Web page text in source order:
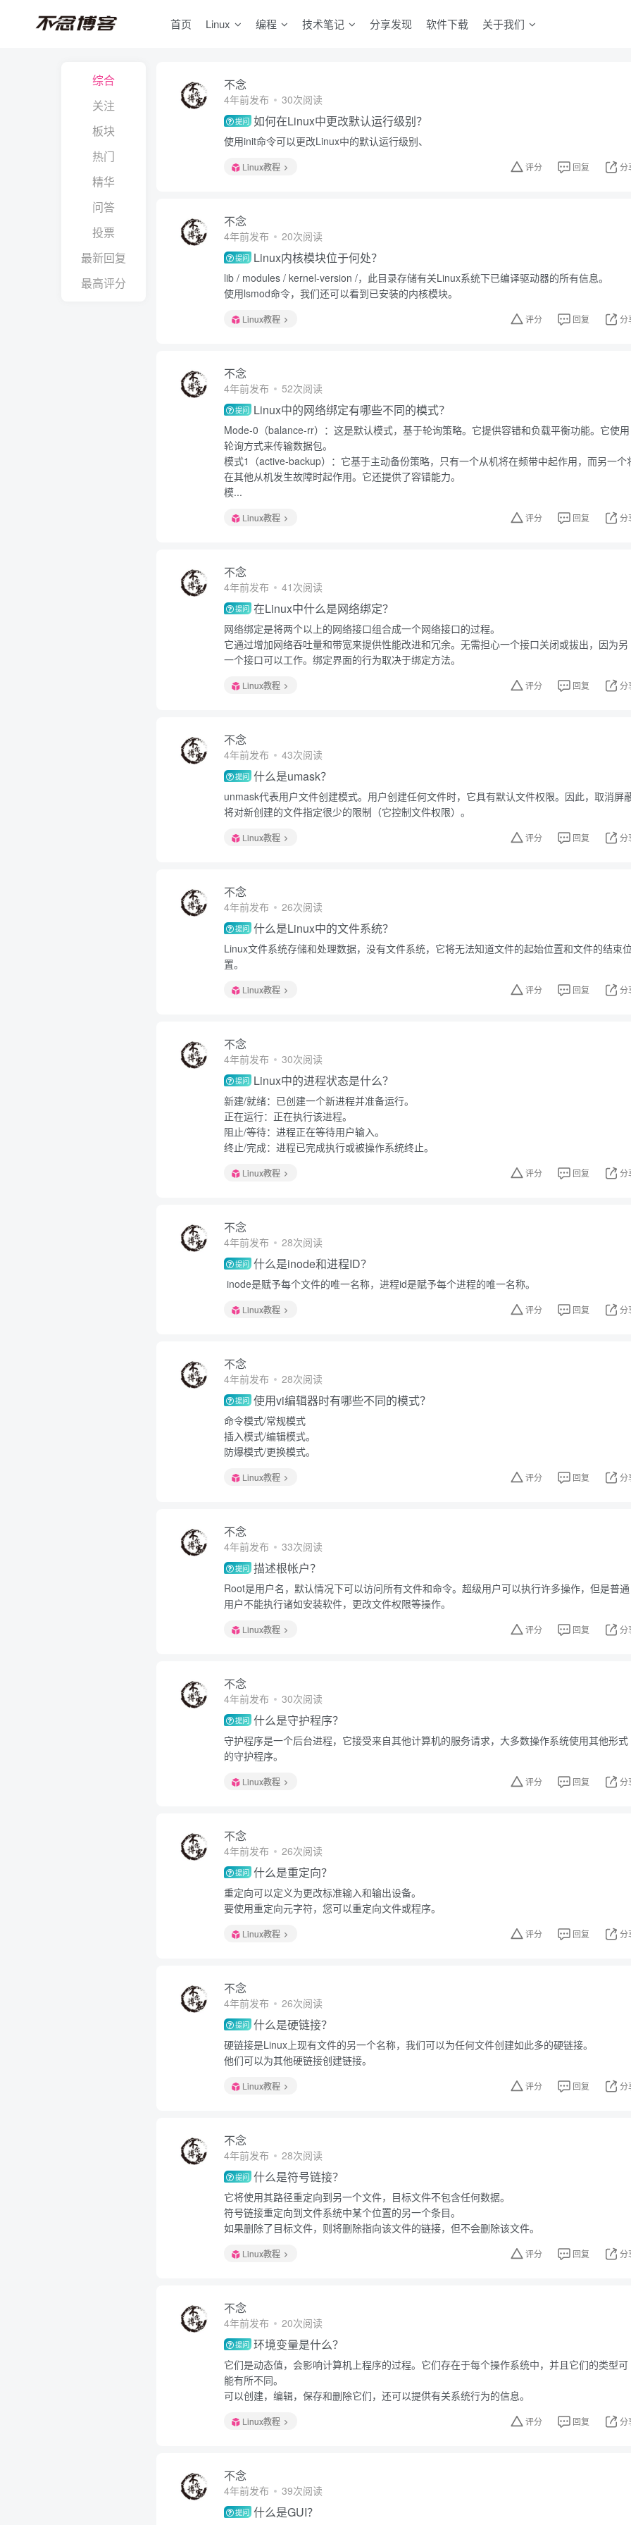
首页 Linux 编程 技术笔记 分享发现 软件下载 关于我们
综合
关注
板块
热门
精华
问答
投票
最新回复
最高评分
不念
4年前发布 30次阅读
提问 如何在Linux中更改默认运行级别？
使用init命令可以更改Linux中的默认运行级别、
Linux教程 评分 回复 分
不念
4年前发布 20次阅读
提问 Linux内核模块位于何处？
lib / modules / kernel-version /，此目录存储有关Linux系统下已编译驱动器的所有信息。
使用lsmod命令，我们还可以看到已安装的内核模块。
Linux教程 评分 回复 分
不念
4年前发布 52次阅读
提问 Linux中的网络绑定有哪些不同的模式？
Mode-0（balance-rr）：这是默认模式，基于轮询策略。它提供容错和负载平衡功能。它使用
轮询方式来传输数据包。
模式1（active-backup）：它基于主动备份策略，只有一个从机将在频带中起作用，而另一个
在其他从机发生故障时起作用。它还提供了容错能力。
模...
Linux教程 评分 回复 分
不念
4年前发布 41次阅读
提问 在Linux中什么是网络绑定？
网络绑定是将两个以上的网络接口组合成一个网络接口的过程。
它通过增加网络吞吐量和带宽来提供性能改进和冗余。无需担心一个接口关闭或拔出，因为另
一个接口可以工作。绑定界面的行为取决于绑定方法。
Linux教程 评分 回复 分
不念
4年前发布 43次阅读
提问 什么是umask？
unmask代表用户文件创建模式。用户创建任何文件时，它具有默认文件权限。因此，取消屏
将对新创建的文件指定很少的限制（它控制文件权限）。
Linux教程 评分 回复 分
不念
4年前发布 26次阅读
提问 什么是Linux中的文件系统？
Linux文件系统存储和处理数据，没有文件系统，它将无法知道文件的起始位置和文件的结束
置。
Linux教程 评分 回复 分
不念
4年前发布 30次阅读
提问 Linux中的进程状态是什么？
新建/就绪：已创建一个新进程并准备运行。
正在运行：正在执行该进程。
阻止/等待：进程正在等待用户输入。
终止/完成：进程已完成执行或被操作系统终止。
Linux教程 评分 回复 分
不念
4年前发布 28次阅读
提问 什么是inode和进程ID？
inode是赋予每个文件的唯一名称，进程id是赋予每个进程的唯一名称。
Linux教程 评分 回复 分
不念
4年前发布 28次阅读
提问 使用vi编辑器时有哪些不同的模式？
命令模式/常规模式
插入模式/编辑模式。
防爆模式/更换模式。
Linux教程 评分 回复 分
不念
4年前发布 33次阅读
提问 描述根帐户？
Root是用户名，默认情况下可以访问所有文件和命令。超级用户可以执行许多操作，但是普通
用户不能执行诸如安装软件，更改文件权限等操作。
Linux教程 评分 回复 分
不念
4年前发布 30次阅读
提问 什么是守护程序？
守护程序是一个后台进程，它接受来自其他计算机的服务请求，大多数操作系统使用其他形式
的守护程序。
Linux教程 评分 回复 分
不念
4年前发布 26次阅读
提问 什么是重定向？
重定向可以定义为更改标准输入和输出设备。
要使用重定向元字符，您可以重定向文件或程序。
Linux教程 评分 回复 分
不念
4年前发布 26次阅读
提问 什么是硬链接？
硬链接是Linux上现有文件的另一个名称，我们可以为任何文件创建如此多的硬链接。
他们可以为其他硬链接创建链接。
Linux教程 评分 回复 分
不念
4年前发布 28次阅读
提问 什么是符号链接？
它将使用其路径重定向到另一个文件，目标文件不包含任何数据。
符号链接重定向到文件系统中某个位置的另一个条目。
如果删除了目标文件，则将删除指向该文件的链接，但不会删除该文件。
Linux教程 评分 回复 分
不念
4年前发布 20次阅读
提问 环境变量是什么？
它们是动态值，会影响计算机上程序的过程。它们存在于每个操作系统中，并且它们的类型可
能有所不同。
可以创建，编辑，保存和删除它们，还可以提供有关系统行为的信息。
Linux教程 评分 回复 分
不念
4年前发布 39次阅读
提问 什么是GUI？